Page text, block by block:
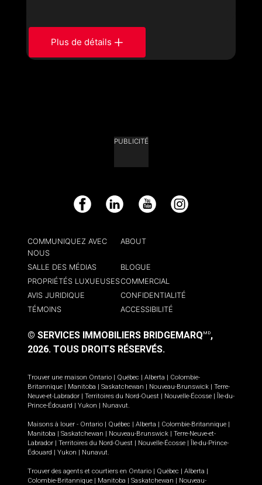
Plus de détails
PUBLICITÉ
Facebook LinkedIn YouTube Instagram
COMMUNIQUEZ AVEC
NOUS
ABOUT
SALLE DES MÉDIAS
BLOGUE
PROPRIÉTÉS LUXUEUSESCOMMERCIAL
AVIS JURIDIQUE
CONFIDENTIALITÉ
TÉMOINS
ACCESSIBILITÉ
© SERVICES IMMOBILIERS BRIDGEMARQ MD,
2026. TOUS DROITS RÉSERVÉS.
Trouver une maison Ontario Québec Alberta
Colombie-
Britannique
Manitoba Saskatchewan Nouveau-Brunswick
Terre-
Neuve-et-Labrador
Territoires du Nord-Ouest Nouvelle-Écosse
Île-du-
Prince-Édouard
Yukon Nunavut.
Maisons à louer - Ontario Québec Alberta Colombie-Britannique
Manitoba
Saskatchewan Nouveau-Brunswick
Terre-Neuve-et-
Labrador
Territoires du Nord-Ouest Nouvelle-Écosse
Île-du-Prince-
Édouard
Yukon Nunavut.
Trouver des agents et courtiers en Ontario Québec Alberta
Colombie-Britannique
Manitoba Saskatchewan
Nouveau-